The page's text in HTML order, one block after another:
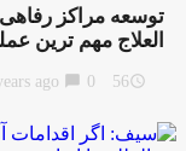
توسعه مراکز
العلاج مهم ترین
access_time
56 years ago
chat_bubble